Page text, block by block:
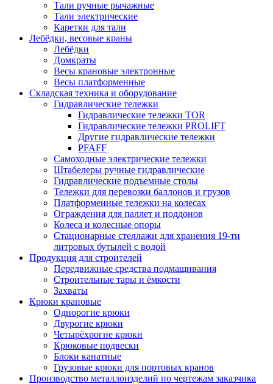
Тали ручные рычажные
Тали электрические
Каретки для тали
Лебёдки, весовые краны
Лебёдки
Домкраты
Весы крановые электронные
Весы платформенные
Складская техника и оборудование
Гидравлические тележки
Гидравлические тележки TOR
Гидравлические тележки PROLIFT
Другие гидравлические тележки
PFAFF
Самоходные электрические тележки
Штабелеры ручные гидравлические
Гидравлические подъемные столы
Тележки для перевозки баллонов и грузов
Платформенные тележки на колесах
Ограждения для паллет и поддонов
Колеса и колесные опоры
Стационарные стеллажи для хранения 19-ти
литровых бутылей с водой
Продукция для строителей
Передвижные средства подмащивания
Строительные тары и ёмкости
Захваты
Крюки крановые
Однорогие крюки
Двурогие крюки
Четырёхрогие крюки
Крюковые подвески
Блоки канатные
Грузовые крюки для портовых кранов
Производство металлоизделий по чертежам заказчика